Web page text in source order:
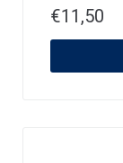
€11,50